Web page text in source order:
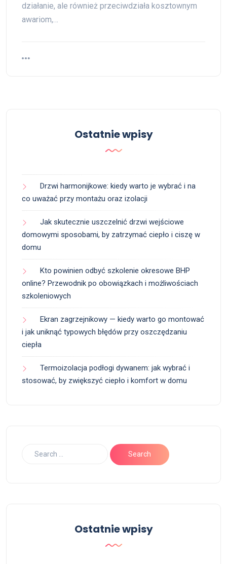
działanie, ale również przeciwdziała kosztownym
awariom,…
Ostatnie wpisy
Drzwi harmonijkowe: kiedy warto je wybrać i na
co uważać przy montażu oraz izolacji
Jak skutecznie uszczelnić drzwi wejściowe
domowymi sposobami, by zatrzymać ciepło i ciszę w
domu
Kto powinien odbyć szkolenie okresowe BHP
online? Przewodnik po obowiązkach i możliwościach
szkoleniowych
Ekran zagrzejnikowy — kiedy warto go montować
i jak uniknąć typowych błędów przy oszczędzaniu
ciepła
Termoizolacja podłogi dywanem: jak wybrać i
stosować, by zwiększyć ciepło i komfort w domu
Ostatnie wpisy